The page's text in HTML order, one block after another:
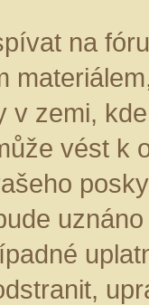
na
zemi,
vést k